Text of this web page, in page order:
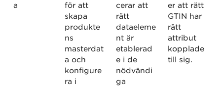
a
för att
skapa
produkte
ns
masterdat
a och
konfigure
ra i
cerar att
rätt
dataeleme
nt är
etablerad
e i de
nödvändi
ga
er att rätt
GTIN har
rätt
attribut
kopplade
till sig.